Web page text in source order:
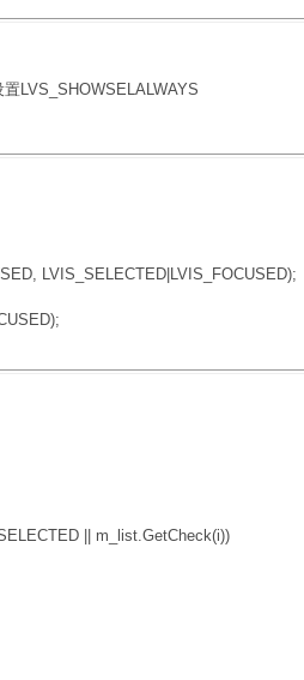
LVS_SHOWSELALWAYS
LVIS_SELECTED|LVIS_FOCUSED);
|| m_list.GetCheck(i))